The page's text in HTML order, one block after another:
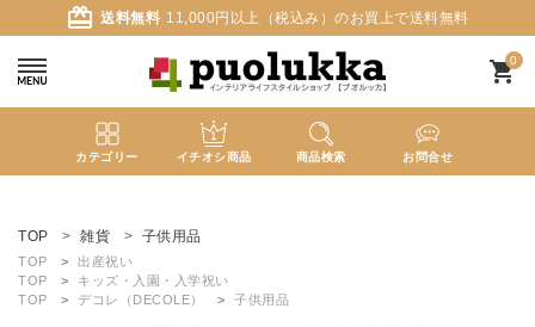
card_giftcard 送料無料 11,000円以上（税込み）のお買上で送料無料
0
shopping_cart
カテゴリー イチオシ商品 商品検索 お問合せ
ようこそ ゲスト 様
meeting_room ログイン person 新規会員登録
TOP 雑貨 子供用品
TOP
出産祝い
TOP
キッズ・入園・入学祝い
TOP
デコレ（DECOLE） 子供用品